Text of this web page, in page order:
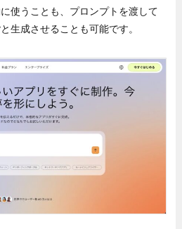
使うことも、プロンプトを渡して
生成させることも可能です。